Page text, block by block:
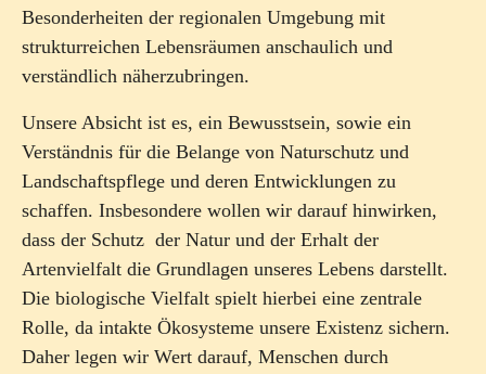
Besonderheiten der regionalen Umgebung mit
strukturreichen Lebensräumen anschaulich und
verständlich näherzubringen.
Unsere Absicht ist es, ein Bewusstsein, sowie ein
Verständnis für die Belange von Naturschutz und
Landschaftspflege und deren Entwicklungen zu
schaffen. Insbesondere wollen wir darauf hinwirken,
dass der Schutz der Natur und der Erhalt der
Artenvielfalt die Grundlagen unseres Lebens darstellt.
Die biologische Vielfalt spielt hierbei eine zentrale
Rolle, da intakte Ökosysteme unsere Existenz sichern.
Daher legen wir Wert darauf, Menschen durch